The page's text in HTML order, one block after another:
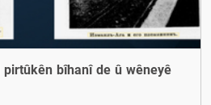
bîhanî de û wêneyê